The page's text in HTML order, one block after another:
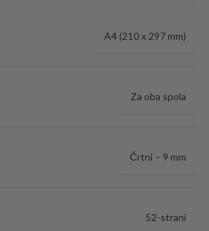
A4 (210 x 297 mm)
Za oba spola
Črtni – 9 mm
52-strani